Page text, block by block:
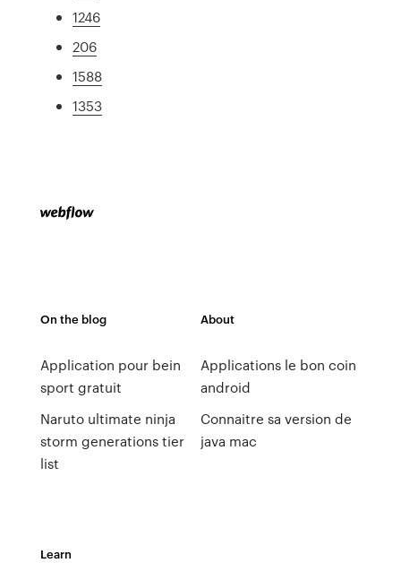
1246
206
1588
1353
On the blog
Application pour bein
sport gratuit
Naruto ultimate ninja
storm generations tier
list
About
Applications le bon coin
android
Connaitre sa version de
java mac
Learn